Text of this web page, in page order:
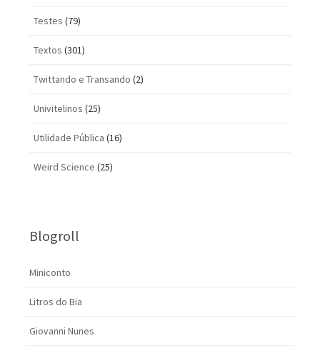
Testes (79)
Textos (301)
Twittando e Transando (2)
Univitelinos (25)
Utilidade Pública (16)
Weird Science (25)
Blogroll
Miniconto
Litros do Bia
Giovanni Nunes